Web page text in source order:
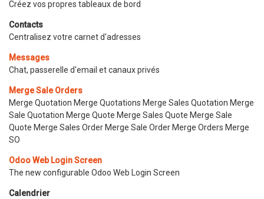
Créez vos propres tableaux de bord
Contacts
Centralisez votre carnet d'adresses
Messages
Chat, passerelle d'email et canaux privés
Merge Sale Orders
Merge Quotation Merge Quotations Merge Sales Quotation Merge
Sale Quotation Merge Quote Merge Sales Quote Merge Sale
Quote Merge Sales Order Merge Sale Order Merge Orders Merge
SO
Odoo Web Login Screen
The new configurable Odoo Web Login Screen
Calendrier